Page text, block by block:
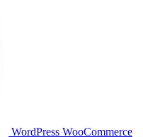
WordPress WooCommerce